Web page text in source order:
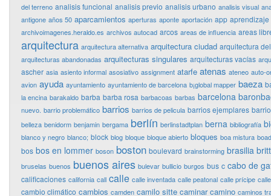
del terreno analisis funcional analisis previo analisis urbano analisis visual
antigone años 50 aparcamientos aperturas aponte aportación app aprendizaje
archivoimagenes.heraldo.es archivos autocad arcos areas de influencia areas
arquitectura arquitectura alternativa arquitectura ciudad arquitectura
arquitecturas abandonadas arquitecturas singulares arquitecturas vacías
ascher asia asiento informal asosiativo assignment atarfe atenas ateneo auto-
avion ayuda ayuntamiento ayuntamiento de barcelona b¡global mapper baeza
la encina barakaldo barba barba rosa barbacoas barbas barcelona
nuevo. barrio problemático barrios barrios de pelicula barrios ejemplares
belleza benidorm benjamin bergama berlín berlinstadtplan berna bibliografía
blanco y negro blanco; block blog bloque bloque abierto bloques boa mistura
bos bos en lommer boson boston boulevard brainstorming brasilia
bruselas buenos buenos aires bulevar bullicio burgos bus c cabo de
calificaciones california call calle calle inventada calle peatonal calle prícipe
cambio climático cambios camden camilo sitte caminar camino caminos